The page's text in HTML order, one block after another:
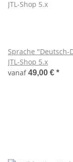
Sprache "Deutsch-
JTL-Shop 5.x
vanaf49,00 € *